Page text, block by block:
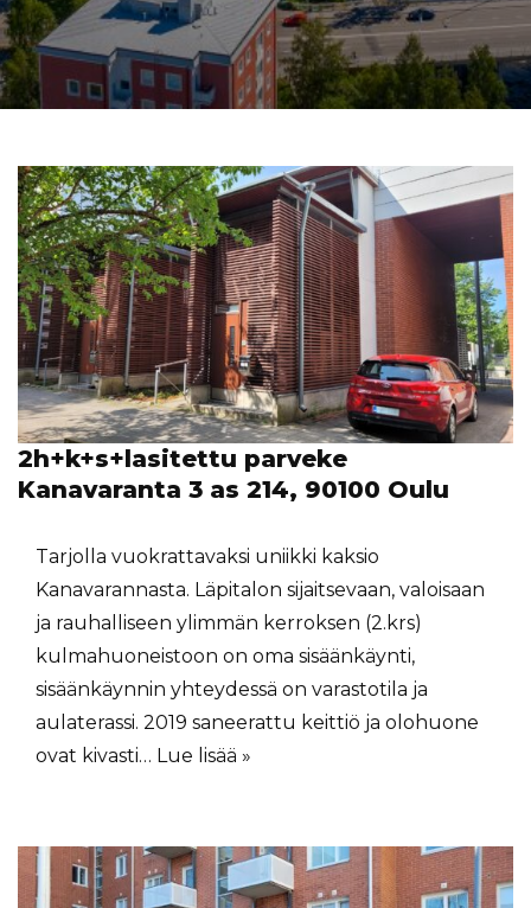
2h+k+s+lasitettu parveke
Kanavaranta 3 as 214, 90100 Oulu
Tarjolla vuokrattavaksi uniikki kaksio
Kanavarannasta. Läpitalon sijaitsevaan, valoisaan
ja rauhalliseen ylimmän kerroksen (2.krs)
kulmahuoneistoon on oma sisäänkäynti,
sisäänkäynnin yhteydessä on varastotila ja
aulaterassi. 2019 saneerattu keittiö ja olohuone
ovat kivasti… Lue lisää »